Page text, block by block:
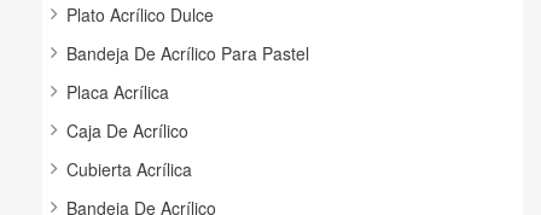
Plato Acrílico Dulce
Bandeja De Acrílico Para Pastel
Placa Acrílica
Caja De Acrílico
Cubierta Acrílica
Bandeja De Acrílico